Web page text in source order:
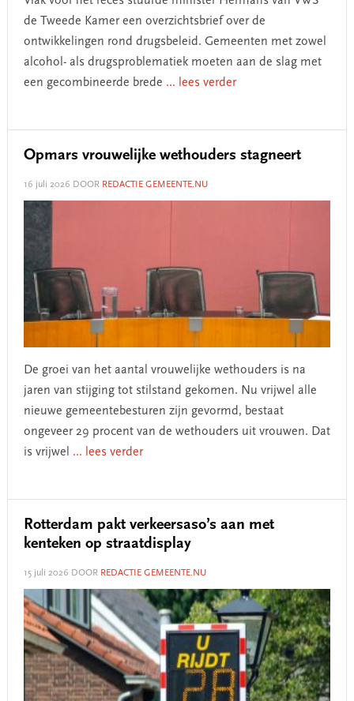
de Tweede Kamer een overzichtsbrief over de
ontwikkelingen rond drugsbeleid. Gemeenten met zowel
alcohol- als drugsproblematiek moeten aan de slag met
een gecombineerde brede ... lees verder
Opmars vrouwelijke wethouders stagneert
16 juli 2026 DOOR REDACTIE GEMEENTE.NU
De groei van het aantal vrouwelijke wethouders is na
jaren van stijging tot stilstand gekomen. Nu vrijwel alle
nieuwe gemeentebesturen zijn gevormd, bestaat
ongeveer 29 procent van de wethouders uit vrouwen. Dat
is vrijwel ... lees verder
Rotterdam pakt verkeersaso’s aan met
kenteken op straatdisplay
15 juli 2026 DOOR REDACTIE GEMEENTE.NU